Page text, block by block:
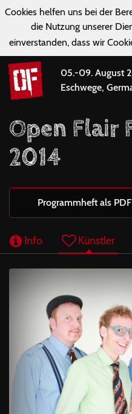
Cookies helfen uns bei der
die Nutzung unserer
einverstanden, dass wir
05.-09. August
Eschwege,
Open Flair
2014
Programmheft als
Info Künstler